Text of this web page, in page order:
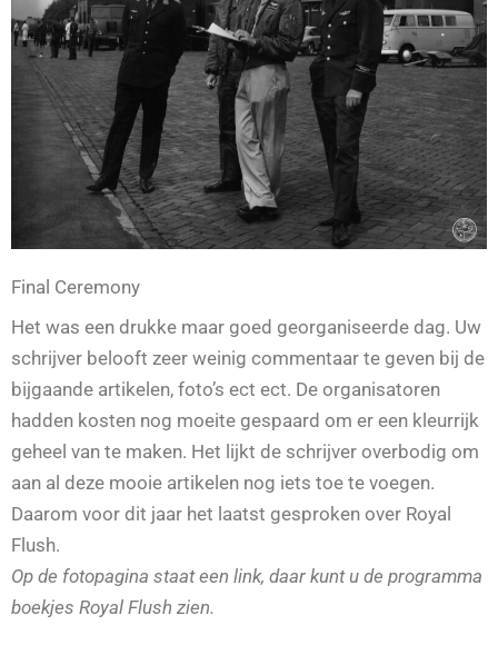
Final Ceremony
Het was een drukke maar goed georganiseerde dag. Uw
schrijver belooft zeer weinig commentaar te geven bij de
bijgaande artikelen, foto’s ect ect. De organisatoren
hadden kosten nog moeite gespaard om er een kleurrijk
geheel van te maken. Het lijkt de schrijver overbodig om
aan al deze mooie artikelen nog iets toe te voegen.
Daarom voor dit jaar het laatst gesproken over Royal
Flush.
Op de fotopagina staat een link, daar kunt u de programma
boekjes Royal Flush zien.